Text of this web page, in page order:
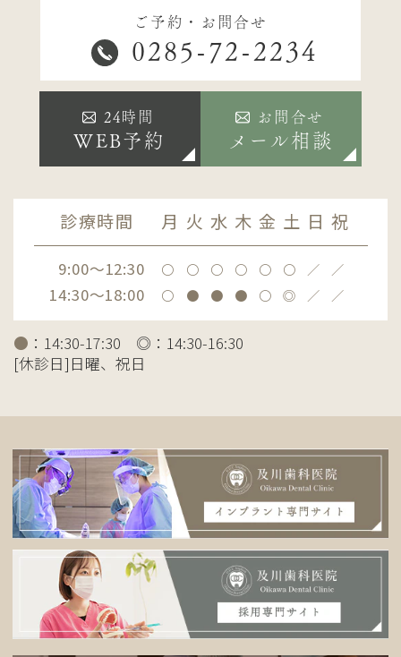
ご予約・お問合せ
0285-72-2234
24時間
WEB予約
お問合せ
メール相談
診療時間 月 火 水 木 金 土 日 祝
9:00～12:30 〇 〇 〇 〇 〇 〇 ／ ／
14:30～18:00 〇 ● ● ● 〇 ◎ ／ ／
● ：14:30-17:30 ◎：14:30-16:30
[休診日]日曜、祝日